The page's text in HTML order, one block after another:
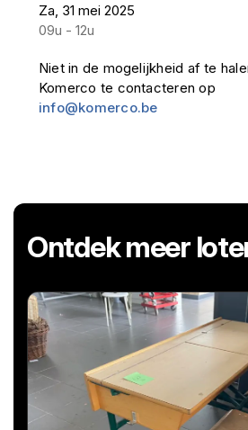
Za, 31 mei 2025
09u - 12u
Niet in de mogelijkheid af te
Komerco te contacteren op
info@komerco.be
Ontdek meer